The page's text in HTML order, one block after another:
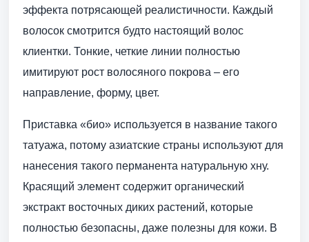
эффекта потрясающей реалистичности. Каждый
волосок смотрится будто настоящий волос
клиентки. Тонкие, четкие линии полностью
имитируют рост волосяного покрова – его
направление, форму, цвет.
Приставка «био» используется в название такого
татуажа, потому азиатские страны используют для
нанесения такого перманента натуральную хну.
Красящий элемент содержит органический
экстракт восточных диких растений, которые
полностью безопасны, даже полезны для кожи. В